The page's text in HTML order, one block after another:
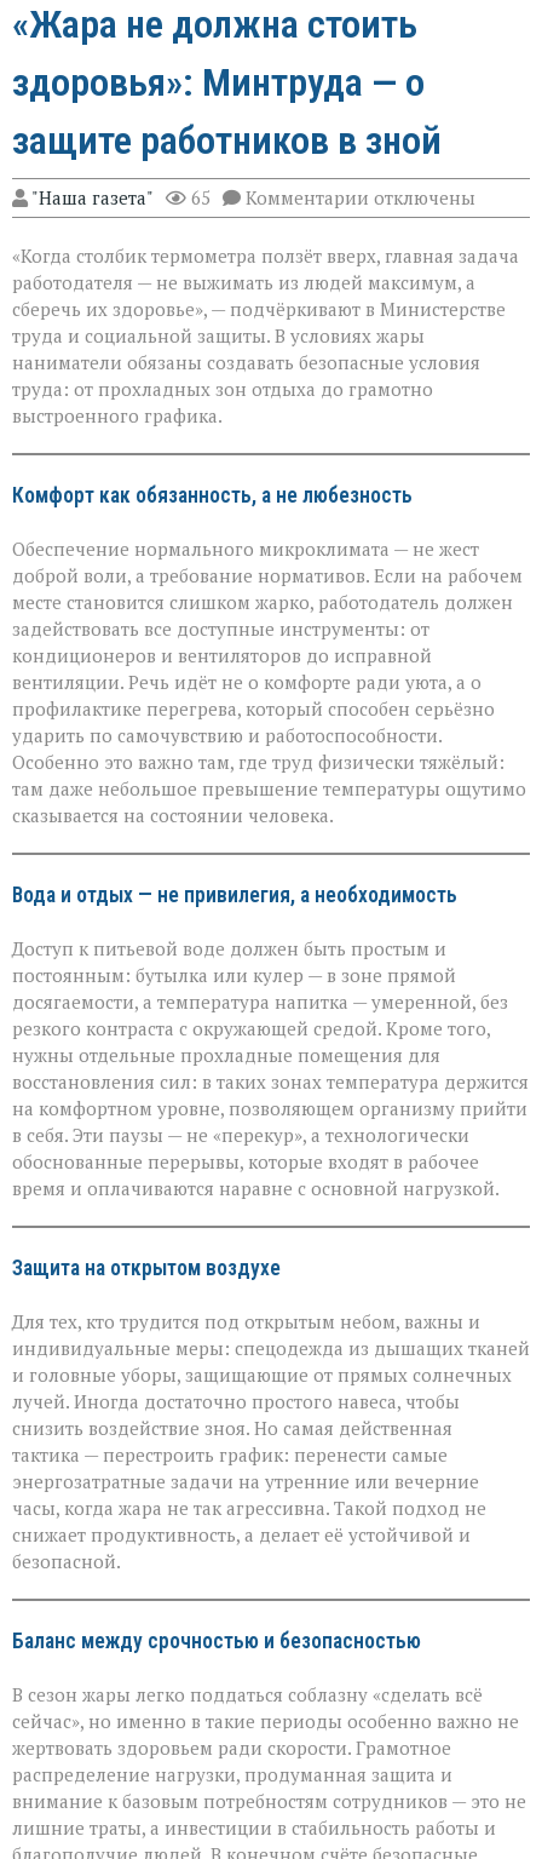
«Жара не должна стоить
здоровья»: Минтруда — о
защите работников в зной
"Наша газета" 65 Комментарии к
записи
не
должна
стоить
здоровья»:
Минтруда — о
защите
работников
в
отключены
«Когда столбик термометра ползёт вверх, главная задача
работодателя — не выжимать из людей максимум, а
сберечь их здоровье», — подчёркивают в Министерстве
труда и социальной защиты. В условиях жары
наниматели обязаны создавать безопасные условия
труда: от прохладных зон отдыха до грамотно
выстроенного графика.
Комфорт как обязанность, а не любезность
Обеспечение нормального микроклимата — не жест
доброй воли, а требование нормативов. Если на рабочем
месте становится слишком жарко, работодатель должен
задействовать все доступные инструменты: от
кондиционеров и вентиляторов до исправной
вентиляции. Речь идёт не о комфорте ради уюта, а о
профилактике перегрева, который способен серьёзно
ударить по самочувствию и работоспособности.
Особенно это важно там, где труд физически тяжёлый:
там даже небольшое превышение температуры ощутимо
сказывается на состоянии человека.
Вода и отдых — не привилегия, а необходимость
Доступ к питьевой воде должен быть простым и
постоянным: бутылка или кулер — в зоне прямой
досягаемости, а температура напитка — умеренной, без
резкого контраста с окружающей средой. Кроме того,
нужны отдельные прохладные помещения для
восстановления сил: в таких зонах температура держится
на комфортном уровне, позволяющем организму прийти
в себя. Эти паузы — не «перекур», а технологически
обоснованные перерывы, которые входят в рабочее
время и оплачиваются наравне с основной нагрузкой.
Защита на открытом воздухе
Для тех, кто трудится под открытым небом, важны и
индивидуальные меры: спецодежда из дышащих тканей
и головные уборы, защищающие от прямых солнечных
лучей. Иногда достаточно простого навеса, чтобы
снизить воздействие зноя. Но самая действенная
тактика — перестроить график: перенести самые
энергозатратные задачи на утренние или вечерние
часы, когда жара не так агрессивна. Такой подход не
снижает продуктивность, а делает её устойчивой и
безопасной.
Баланс между срочностью и безопасностью
В сезон жары легко поддаться соблазну «сделать всё
сейчас», но именно в такие периоды особенно важно не
жертвовать здоровьем ради скорости. Грамотное
распределение нагрузки, продуманная защита и
внимание к базовым потребностям сотрудников — это не
лишние траты, а инвестиции в стабильность работы и